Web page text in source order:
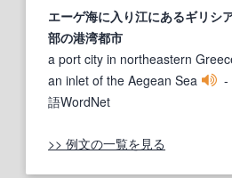
エーゲ海に入り江にあるギリシ
部の港湾都市
a port city in northeastern
an inlet of the Aegean Sea
-
語WordNet
>> 例文の一覧を見る